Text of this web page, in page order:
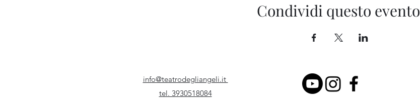
Condividi questo evento
info@teatrodegliangeli.it
tel. 3930518084